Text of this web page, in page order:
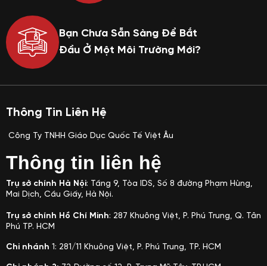
Bạn Chưa Sẵn Sàng Để Bắt
Đầu Ở Một Môi Trường Mới?
Thông Tin Liên Hệ
Công Ty TNHH Giáo Dục Quốc Tế Việt Âu
Thông tin liên hệ
Trụ sở chính Hà Nội: Tầng 9, Tòa IDS, Số 8 đường Phạm Hùng,
Mai Dịch, Cầu Giấy, Hà Nội.
Trụ sở chính Hồ Chí Minh: 287 Khuông Việt, P. Phú Trung, Q. Tân
Phú TP. HCM
Chi nhánh 1: 281/11 Khuông Việt, P. Phú Trung, TP. HCM